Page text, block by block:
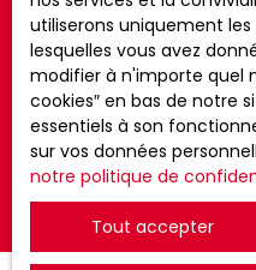
politique de
Recevoir
utiliserons uniquement
lesquelles vous avez
modifier à n'importe quel
cookies″ en bas de notre
essentiels à son
sur vos données
notre politique de
Tout accepter